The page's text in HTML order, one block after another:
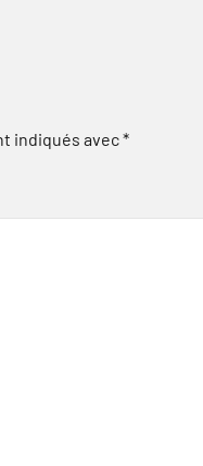
indiqués avec*